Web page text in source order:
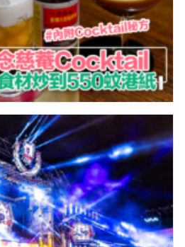
變萬能Key食材炒到550蚊港紙